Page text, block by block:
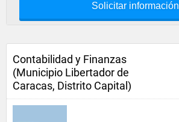
Solicitar información
Contabilidad y Finanzas
(Municipio Libertador de
Caracas, Distrito Capital)